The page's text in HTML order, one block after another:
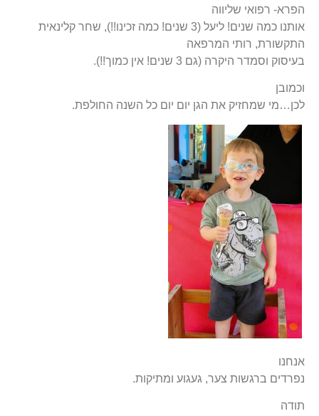
הפרא- רפואי שליווה
אותנו כמה שנים! ליעל (3 שנים! כמה זכינו!!), שחר קלינאית
התקשורת, רותי המרפאה
בעיסוק וסמדר היקרה (גם 3 שנים! אין כמוך!!).
וכמובן
לכן…מי שמחזיק את הגן יום יום כל השנה החולפת.
אנחנו
נפרדים ברגשות צער, געגוע ומתיקות.
תודה